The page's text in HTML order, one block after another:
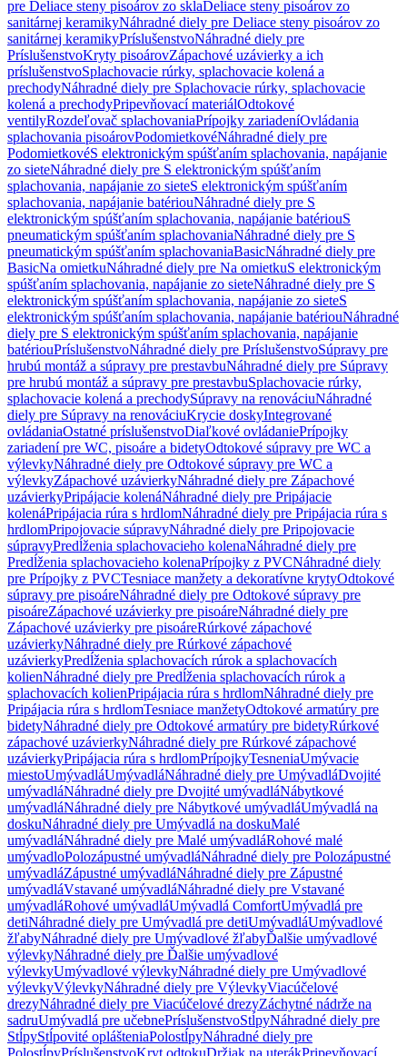
pre Deliace steny pisoárov zo sklaDeliace steny pisoárov zo
sanitárnej keramikyNáhradné diely pre Deliace steny pisoárov zo
sanitárnej keramikyPríslušenstvoNáhradné diely pre
PríslušenstvoKryty pisoárovZápachové uzávierky a ich
príslušenstvoSplachovacie rúrky, splachovacie kolená a
prechodyNáhradné diely pre Splachovacie rúrky, splachovacie
kolená a prechodyPripevňovací materiálOdtokové
ventilyRozdeľovač splachovaniaPrípojky zariadeníOvládania
splachovania pisoárovPodomietkovéNáhradné diely pre
PodomietkovéS elektronickým spúšťaním splachovania, napájanie
zo sieteNáhradné diely pre S elektronickým spúšťaním
splachovania, napájanie zo sieteS elektronickým spúšťaním
splachovania, napájanie batériouNáhradné diely pre S
elektronickým spúšťaním splachovania, napájanie batériouS
pneumatickým spúšťaním splachovaniaNáhradné diely pre S
pneumatickým spúšťaním splachovaniaBasicNáhradné diely pre
BasicNa omietkuNáhradné diely pre Na omietkuS elektronickým
spúšťaním splachovania, napájanie zo sieteNáhradné diely pre S
elektronickým spúšťaním splachovania, napájanie zo sieteS
elektronickým spúšťaním splachovania, napájanie batériouNáhradné
diely pre S elektronickým spúšťaním splachovania, napájanie
batériouPríslušenstvoNáhradné diely pre PríslušenstvoSúpravy pre
hrubú montáž a súpravy pre prestavbuNáhradné diely pre Súpravy
pre hrubú montáž a súpravy pre prestavbuSplachovacie rúrky,
splachovacie kolená a prechodySúpravy na renováciuNáhradné
diely pre Súpravy na renováciuKrycie doskyIntegrované
ovládaniaOstatné príslušenstvoDiaľkové ovládaniePrípojky
zariadení pre WC, pisoáre a bidetyOdtokové súpravy pre WC a
výlevkyNáhradné diely pre Odtokové súpravy pre WC a
výlevkyZápachové uzávierkyNáhradné diely pre Zápachové
uzávierkyPripájacie kolenáNáhradné diely pre Pripájacie
kolenáPripájacia rúra s hrdlomNáhradné diely pre Pripájacia rúra s
hrdlomPripojovacie súpravyNáhradné diely pre Pripojovacie
súpravyPredĺženia splachovacieho kolenaNáhradné diely pre
Predĺženia splachovacieho kolenaPrípojky z PVCNáhradné diely
pre Prípojky z PVCTesniace manžety a dekoratívne krytyOdtokové
súpravy pre pisoáreNáhradné diely pre Odtokové súpravy pre
pisoáreZápachové uzávierky pre pisoáreNáhradné diely pre
Zápachové uzávierky pre pisoáreRúrkové zápachové
uzávierkyNáhradné diely pre Rúrkové zápachové
uzávierkyPredĺženia splachovacích rúrok a splachovacích
kolienNáhradné diely pre Predĺženia splachovacích rúrok a
splachovacích kolienPripájacia rúra s hrdlomNáhradné diely pre
Pripájacia rúra s hrdlomTesniace manžetyOdtokové armatúry pre
bidetyNáhradné diely pre Odtokové armatúry pre bidetyRúrkové
zápachové uzávierkyNáhradné diely pre Rúrkové zápachové
uzávierkyPripájacia rúra s hrdlomPrípojkyTesneniaUmývacie
miestoUmývadláUmývadláNáhradné diely pre UmývadláDvojité
umývadláNáhradné diely pre Dvojité umývadláNábytkové
umývadláNáhradné diely pre Nábytkové umývadláUmývadlá na
doskuNáhradné diely pre Umývadlá na doskuMalé
umývadláNáhradné diely pre Malé umývadláRohové malé
umývadloPolozápustné umývadláNáhradné diely pre Polozápustné
umývadláZápustné umývadláNáhradné diely pre Zápustné
umývadláVstavané umývadláNáhradné diely pre Vstavané
umývadláRohové umývadláUmývadlá ComfortUmývadlá pre
detiNáhradné diely pre Umývadlá pre detiUmývadláUmývadlové
žľabyNáhradné diely pre Umývadlové žľabyĎalšie umývadlové
výlevkyNáhradné diely pre Ďalšie umývadlové
výlevkyUmývadlové výlevkyNáhradné diely pre Umývadlové
výlevkyVýlevkyNáhradné diely pre VýlevkyViacúčelové
drezyNáhradné diely pre Viacúčelové drezyZáchytné nádrže na
sadruUmývadlá pre učebnePríslušenstvoStĺpyNáhradné diely pre
StĺpyStĺpovité oplášteniaPolostĺpyNáhradné diely pre
PolostĺpyPríslušenstvoKryt odtokuDržiak na uterákPripevňovací